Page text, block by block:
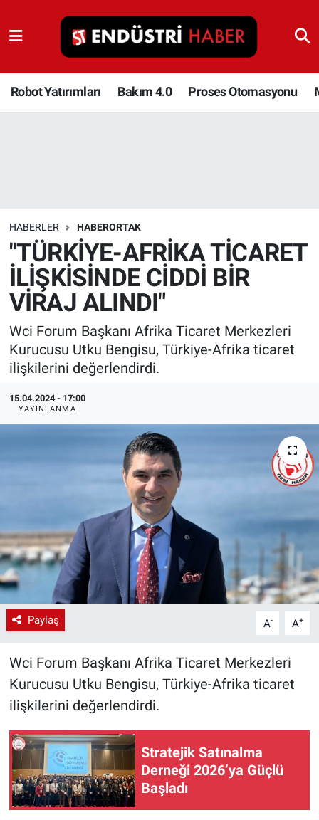
Robot Yatırımları Bakım 4.0 Proses Otomasyonu
HABERLER HABERORTAK
"TÜRKİYE-AFRİKA TİCARET
İLİŞKİSİNDE CİDDİ BİR
VİRAJ ALINDI"
Wci Forum Başkanı Afrika Ticaret Merkezleri
Kurucusu Utku Bengisu, Türkiye-Afrika ticaret
ilişkilerini değerlendirdi.
15.04.2024 - 17:00
YAYINLANMA
Paylaş A- A+
Wci Forum Başkanı Afrika Ticaret Merkezleri
Kurucusu Utku Bengisu, Türkiye-Afrika ticaret
ilişkilerini değerlendirdi.
Stratejik Satınalma
Derneği 2026’ya Güçlü
Başladı
Robot Yatırımları
Bakım 4.0
Depolama Çözümleri
İnşaat ve Malzeme
HaberOrtak
EndüstriST
Enerjisini Üreten Fabrikalar
Ağır Sanayi Çözümleri